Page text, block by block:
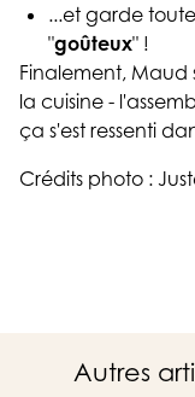
...et garde
"goûteux" !
Finalement, Maud
la cuisine -
ça s'est ressenti
Crédits photo :
Autres